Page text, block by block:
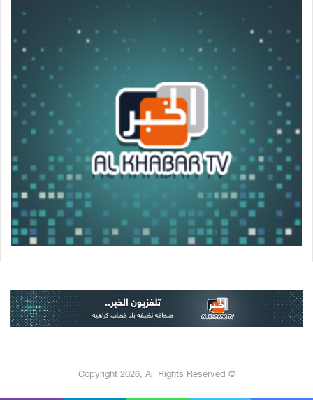
© Copyright 2026, All Rights Reserved